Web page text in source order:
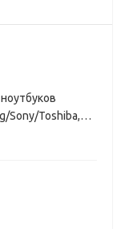
Sony/Toshiba,